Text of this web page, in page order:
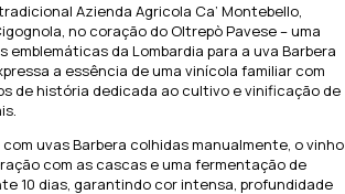
Azienda Agricola Ca’ Montebello,
no coração do Oltrepò Pavese – uma
emblemáticas da Lombardia para a uva Barbera
a essência de uma vinícola familiar com
de história dedicada ao cultivo e vinificação de
com uvas Barbera colhidas manualmente, o vinho
com as cascas e uma fermentação de
10 dias, garantindo cor intensa, profundidade